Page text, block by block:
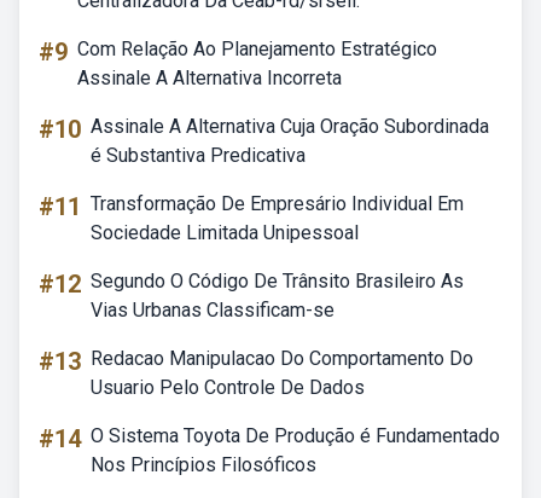
#9 Com Relação Ao Planejamento Estratégico
Assinale A Alternativa Incorreta
#10 Assinale A Alternativa Cuja Oração Subordinada
é Substantiva Predicativa
#11 Transformação De Empresário Individual Em
Sociedade Limitada Unipessoal
#12 Segundo O Código De Trânsito Brasileiro As
Vias Urbanas Classificam-se
#13 Redacao Manipulacao Do Comportamento Do
Usuario Pelo Controle De Dados
#14 O Sistema Toyota De Produção é Fundamentado
Nos Princípios Filosóficos